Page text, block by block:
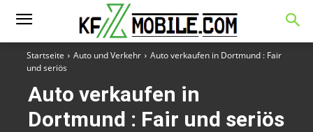
Startseite Auto und Verkehr
Auto verkaufen in Dortmund : Fair
und seriös
Auto verkaufen in
Dortmund : Fair und seriös